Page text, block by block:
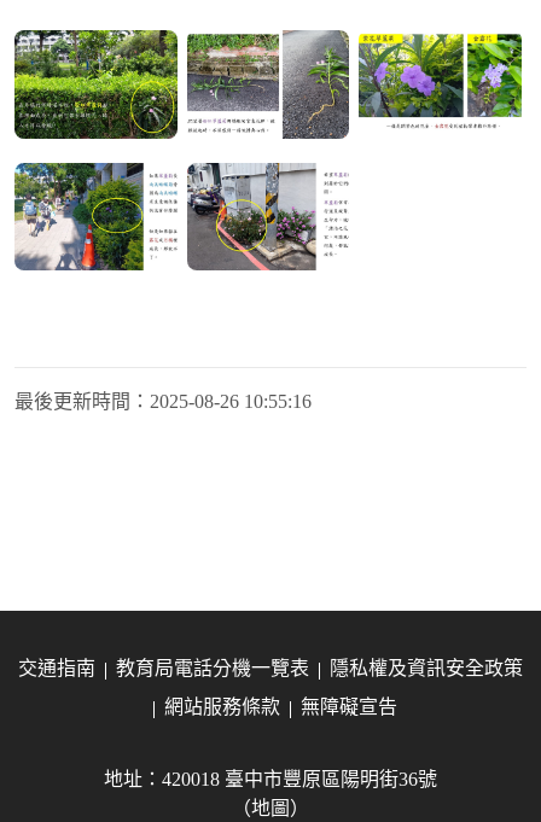
最後更新時間： 2025-08-26 10:55:16
交通指南 教育局電話分機一覽表
隱私權及資訊安全政策
網站服務條款
無障礙宣告
地址：420018 臺中市豐原區陽明街36號
（地圖）